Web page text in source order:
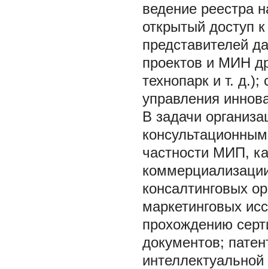
ведение реестра
открытый доступ
представителей
проектов и МИН
технопарк и т. д.);
управления
В задачи
частности МИП,
консалтинговых
маркетинговых
прохождению
документов;